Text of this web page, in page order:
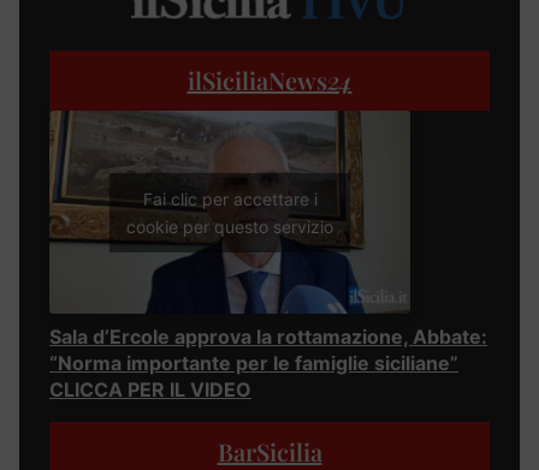
ilSiciliaNews24
Fai clic per accettare i
cookie per questo servizio
Sala d’Ercole approva la rottamazione, Abbate:
“Norma importante per le famiglie siciliane”
CLICCA PER IL VIDEO
BarSicilia